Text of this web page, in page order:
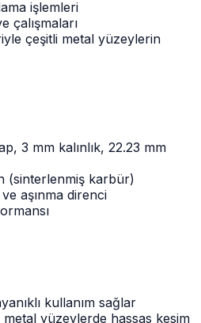
işlemleri
çalışmaları
çeşitli metal yüzeylerin
3 mm kalınlık, 22.23 mm
(sinterlenmiş karbür)
ve aşınma direnci
kullanım sağlar
yüzeylerde hassas kesim